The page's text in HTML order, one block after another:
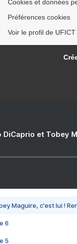
Cookies et données
Préférences cookies
Voir le profil de
DiCaprio et Tobey
Maguire, c'est lui !
6
5